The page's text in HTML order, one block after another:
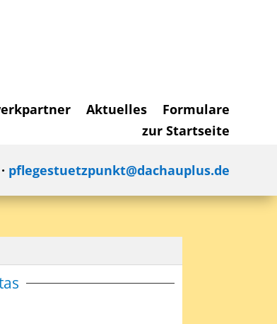
Aktuelles
Formulare
zur Startseite
pflegestuetzpunkt@dachauplus.de